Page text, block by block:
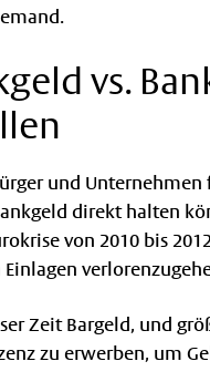
vs.
und
direkt halten
von 2010 bis
Zeit Bargeld, und
zu erwerben, um